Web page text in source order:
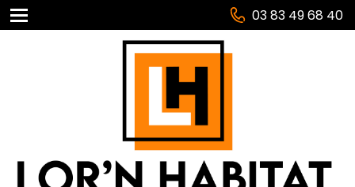
03 83 49 68 40